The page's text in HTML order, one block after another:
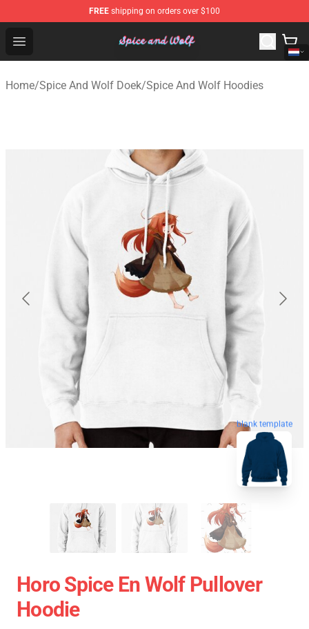
FREE shipping on orders over $100
Open menu
Spice And Wolf Store - Official Spice And Wolf
Home/Spice And Wolf Doek/Spice And Wolf Hoodies
blank template
Horo Spice En Wolf Pullover
Hoodie